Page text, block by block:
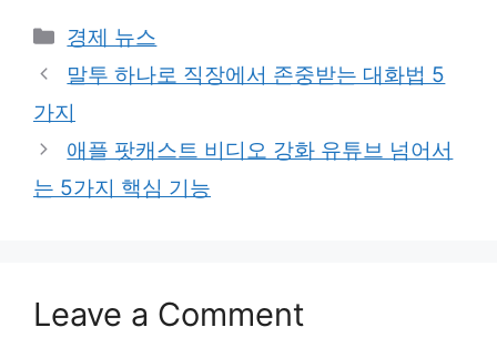
Categories
경제 뉴스
말투 하나로 직장에서 존중받는 대화법 5
가지
애플 팟캐스트 비디오 강화 유튜브 넘어서
는 5가지 핵심 기능
Leave a Comment